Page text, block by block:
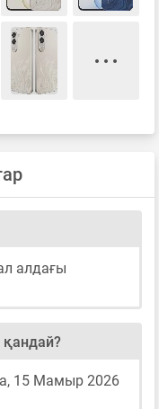
алдағы
15 Мамыр 2026